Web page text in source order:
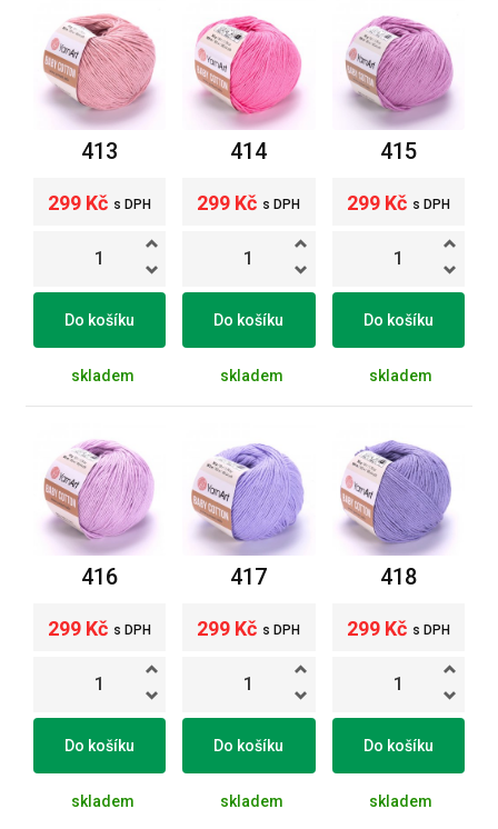
413
299 Kč s DPH
Do košíku
skladem
414
299 Kč s DPH
Do košíku
skladem
415
299 Kč s DPH
Do košíku
skladem
416
299 Kč s DPH
Do košíku
skladem
417
299 Kč s DPH
Do košíku
skladem
418
299 Kč s DPH
Do košíku
skladem